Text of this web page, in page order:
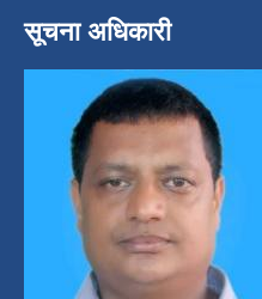
सूचना अधिकारी